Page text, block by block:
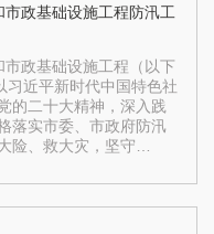
政基础设施工程防汛工
政基础设施工程（以下
习近平新时代中国特色社
的二十大精神，深入践
落实市委、市政府防汛
险、救大灾，坚守…